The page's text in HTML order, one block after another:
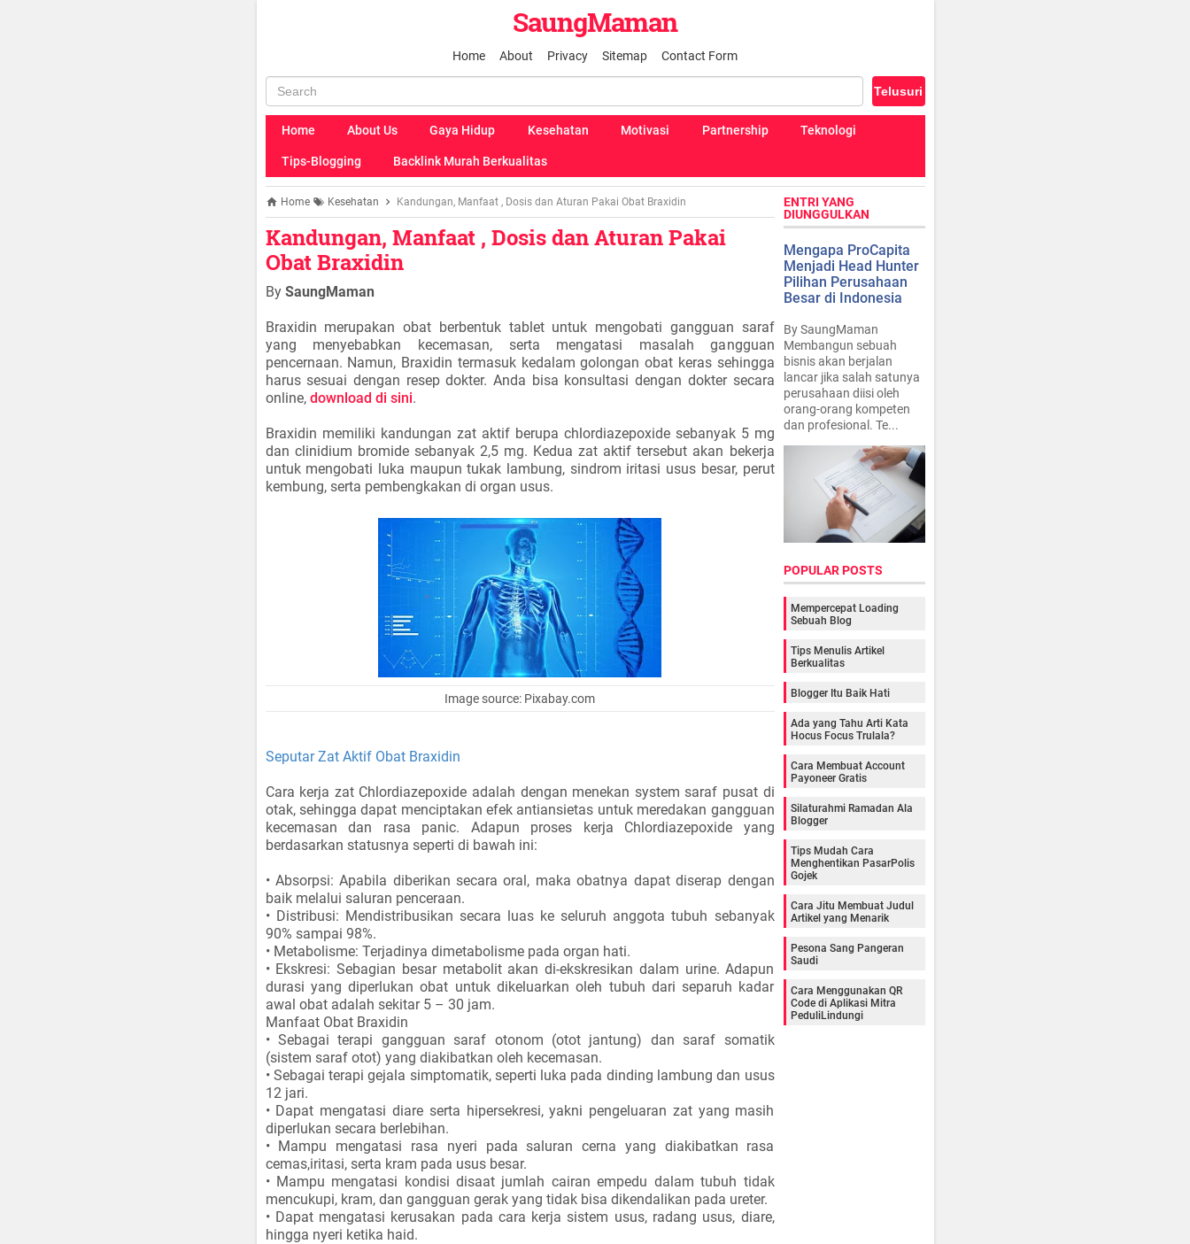
SaungMaman
Home About Privacy Sitemap Contact Form
Home About Us Gaya Hidup Kesehatan Motivasi Partnership Teknologi
Tips-Blogging Backlink Murah Berkualitas
Home Kesehatan Kandungan, Manfaat , Dosis dan Aturan Pakai Obat Braxidin
Kandungan, Manfaat , Dosis dan Aturan Pakai
Obat Braxidin
By SaungMaman
Braxidin merupakan obat berbentuk tablet untuk mengobati gangguan saraf
yang menyebabkan kecemasan, serta mengatasi masalah gangguan
pencernaan. Namun, Braxidin termasuk kedalam golongan obat keras sehingga
harus sesuai dengan resep dokter. Anda bisa konsultasi dengan dokter secara
online, download di sini.
Braxidin memiliki kandungan zat aktif berupa chlordiazepoxide sebanyak 5 mg
dan clinidium bromide sebanyak 2,5 mg. Kedua zat aktif tersebut akan bekerja
untuk mengobati luka maupun tukak lambung, sindrom iritasi usus besar, perut
kembung, serta pembengkakan di organ usus.
Image source: Pixabay.com
Seputar Zat Aktif Obat Braxidin
Cara kerja zat Chlordiazepoxide adalah dengan menekan system saraf pusat di
otak, sehingga dapat menciptakan efek antiansietas untuk meredakan gangguan
kecemasan dan rasa panic. Adapun proses kerja Chlordiazepoxide yang
berdasarkan statusnya seperti di bawah ini:
• Absorpsi: Apabila diberikan secara oral, maka obatnya dapat diserap dengan
baik melalui saluran penceraan.
• Distribusi: Mendistribusikan secara luas ke seluruh anggota tubuh sebanyak
90% sampai 98%.
• Metabolisme: Terjadinya dimetabolisme pada organ hati.
• Ekskresi: Sebagian besar metabolit akan di-ekskresikan dalam urine. Adapun
durasi yang diperlukan obat untuk dikeluarkan oleh tubuh dari separuh kadar
awal obat adalah sekitar 5 – 30 jam.
Manfaat Obat Braxidin
• Sebagai terapi gangguan saraf otonom (otot jantung) dan saraf somatik
(sistem saraf otot) yang diakibatkan oleh kecemasan.
• Sebagai terapi gejala simptomatik, seperti luka pada dinding lambung dan usus
12 jari.
• Dapat mengatasi diare serta hipersekresi, yakni pengeluaran zat yang masih
diperlukan secara berlebihan.
• Mampu mengatasi rasa nyeri pada saluran cerna yang diakibatkan rasa
cemas,iritasi, serta kram pada usus besar.
• Mampu mengatasi kondisi disaat jumlah cairan empedu dalam tubuh tidak
mencukupi, kram, dan gangguan gerak yang tidak bisa dikendalikan pada ureter.
• Dapat mengatasi kerusakan pada cara kerja sistem usus, radang usus, diare,
hingga nyeri ketika haid.
ENTRI YANG
DIUNGGULKAN
Mengapa ProCapita
Menjadi Head Hunter
Pilihan Perusahaan
Besar di Indonesia
By SaungMaman
Membangun sebuah
bisnis akan berjalan
lancar jika salah satunya
perusahaan diisi oleh
orang-orang kompeten
dan profesional. Te...
POPULAR POSTS
Mempercepat Loading
Sebuah Blog
Tips Menulis Artikel
Berkualitas
Blogger Itu Baik Hati
Ada yang Tahu Arti Kata
Hocus Focus Trulala?
Cara Membuat Account
Payoneer Gratis
Silaturahmi Ramadan Ala
Blogger
Tips Mudah Cara
Menghentikan PasarPolis
Gojek
Cara Jitu Membuat Judul
Artikel yang Menarik
Pesona Sang Pangeran
Saudi
Cara Menggunakan QR
Code di Aplikasi Mitra
PeduliLindungi